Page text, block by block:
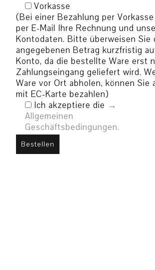
Vorkasse
(Bei einer Bezahlung per
per E-Mail Ihre Rechnung und
Kontodaten. Bitte überweisen Sie
angegebenen Betrag kurzfristig
Konto, da die bestellte Ware erst
Zahlungseingang geliefert wird.
Ware vor Ort abholen, können Sie
mit EC-Karte bezahlen)
Ich akzeptiere die
Allgemeinen
Geschäftsbedingungen.